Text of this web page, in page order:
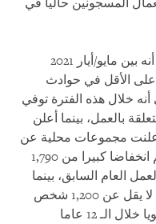
المسجونين حاليا في
وثقت منظمة نشطاء حقوق الإنسان أنه بين مايو/أيار 2021
أصيب 10,707 عاملا على الأقل في حوادث
خلال هذه الفترة توفي
متعلقة بالعمل، بينما أعلن
438 شخصا، وأعلنت مجموعات محلية عن
وفاة 373 شخصا آخر. يُظهر هذا الرقم انخفاضا كبيرا من 1,790
العام السابق، بينما
تشير الإحصائيات الرسمية إلى أن ما لا يقل عن 1,200 شخص
ماتوا من إصابات مرتبطة بالعمل سنويا خلال الـ 12 عاما